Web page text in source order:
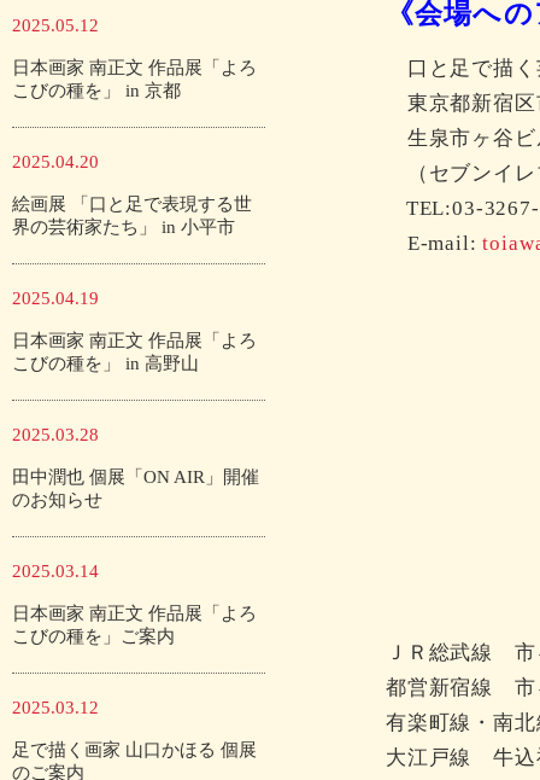
2025.05.12
日本画家 南正文 作品展「よろ
こびの種を」 in 京都
2025.04.20
絵画展 「口と足で表現する世
界の芸術家たち」 in 小平市
2025.04.19
日本画家 南正文 作品展「よろ
こびの種を」 in 高野山
2025.03.28
田中潤也 個展「ON AIR」開催
のお知らせ
2025.03.14
日本画家 南正文 作品展「よろ
こびの種を」ご案内
2025.03.12
足で描く画家 山口かほる 個展
のご案内
《会場へ
口と足で描く
東京都新宿区
生泉市ヶ谷ビ
（セブンイレ
TEL:03-
E-mail:
ＪＲ総武線
都営新宿線 市
有楽町線・南
大江戸線 牛込